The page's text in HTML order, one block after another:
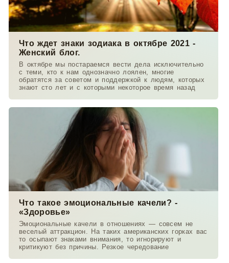
Что ждет знаки зодиака в октябре 2021 -
Женский блог.
В октябре мы постараемся вести дела исключительно
с теми, кто к нам однозначно лоялен, многие
обратятся за советом и поддержкой к людям, которых
знают сто лет и с которыми некоторое время назад
Что такое эмоциональные качели? -
«Здоровье»
Эмоциональные качели в отношениях — совсем не
веселый аттракцион. На таких американских горках вас
то осыпают знаками внимания, то игнорируют и
критикуют без причины. Резкое чередование